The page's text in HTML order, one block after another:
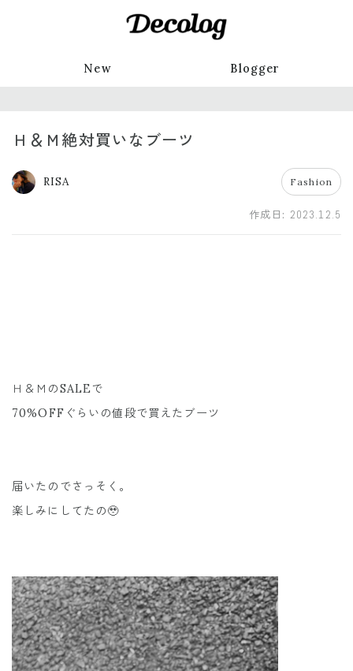
New Blogger
Ｈ＆Ｍ絶対買いなブーツ
RISA Fashion
作成日: 2023.12.5
Ｈ＆ＭのSALEで
70%OFFぐらいの値段で買えたブーツ
届いたのでさっそく。
楽しみにしてたの🥹